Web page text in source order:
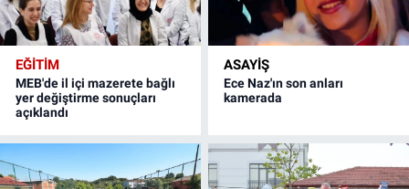
EĞİTİM
MEB'de il içi mazerete bağlı
yer değiştirme sonuçları
açıklandı
ASAYİŞ
Ece Naz'ın son anları
kamerada